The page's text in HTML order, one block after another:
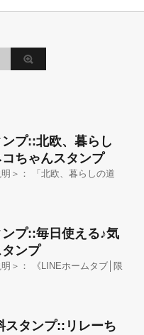
プ::北欧、暮らし
ちゃんスタンプ
＞： 「北欧、暮らしの道
プ::毎日使える♪気
ンプ
＞： 《LINEホームタブ│限
スタンプ::リレーち